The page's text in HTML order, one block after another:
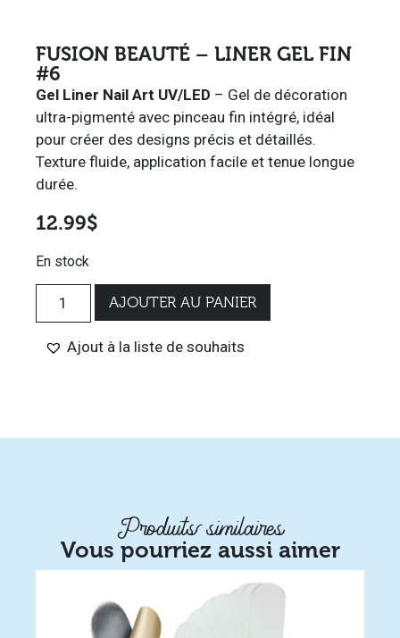
FUSION BEAUTÉ – LINER GEL FIN
#6
Gel Liner Nail Art UV/LED – Gel de décoration
ultra-pigmenté avec pinceau fin intégré, idéal
pour créer des designs précis et détaillés.
Texture fluide, application facile et tenue longue
durée.
12.99$
En stock
AJOUTER AU PANIER
Ajout à la liste de souhaits
Produits similaires
Vous pourriez aussi aimer